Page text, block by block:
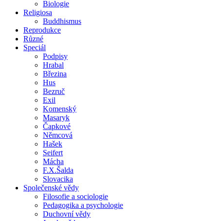
Biologie
Religiosa
Buddhismus
Reprodukce
Různé
Speciál
Podpisy
Hrabal
Březina
Hus
Bezruč
Exil
Komenský
Masaryk
Čapkové
Němcová
Hašek
Seifert
Mácha
F.X.Šalda
Slovacika
Společenské vědy
Filosofie a sociologie
Pedagogika a psychologie
Duchovní vědy